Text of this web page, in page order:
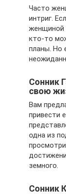
Часто
интриг.
женщиной
кто-то
планы. Но
Сонник
свою
Вам
привести
одна из
земного.
Сонник